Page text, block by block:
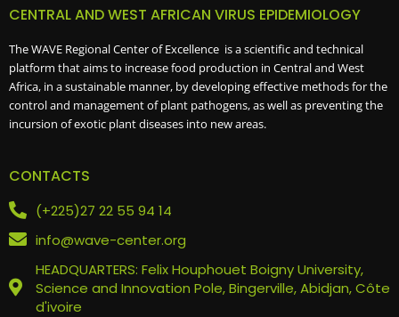
CENTRAL AND WEST AFRICAN VIRUS EPIDEMIOLOGY
The WAVE Regional Center of Excellence is a scientific and technical
platform that aims to increase food production in Central and West
Africa, in a sustainable manner, by developing effective methods for the
control and management of plant pathogens, as well as preventing the
incursion of exotic plant diseases into new areas.
CONTACTS
(+225)27 22 55 94 14
info@wave-center.org
HEADQUARTERS: Felix Houphouet Boigny University,
Science and Innovation Pole, Bingerville, Abidjan, Côte
d'ivoire